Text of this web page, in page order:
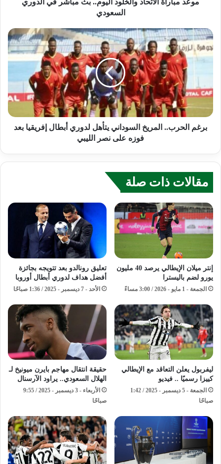
السعودي
برغم الحرب.. المريخ السوداني يتأهل لدوري أبطال إفريقيا بعد
فوزه على نصر الليبي
مقالات ذات صلة
إنتر ميلان الإيطالي يرصد 40 مليون
يورو لضم باليسترا
الجمعة - 1 مايو - 2026 / 3:00 مساءً
تعليق رونالدو بعد تتويجه بجائزة
أفضل هداف لدوري أبطال أوروبا
الأحد - 7 ديسمبر - 2025 / 1:36 صباحًا
ليفربول يعلن التعاقد مع الإيطالي
كييزا رسميًا .. فيديو
الجمعة - 5 ديسمبر - 2025 / 1:42
صباحًا
حقيقة انتقال مهاجم بايرن ميونيخ لـ
الهلال السعودي.. يراود الآرسنال
الأربعاء - 3 ديسمبر - 2025 / 9:55
صباحًا